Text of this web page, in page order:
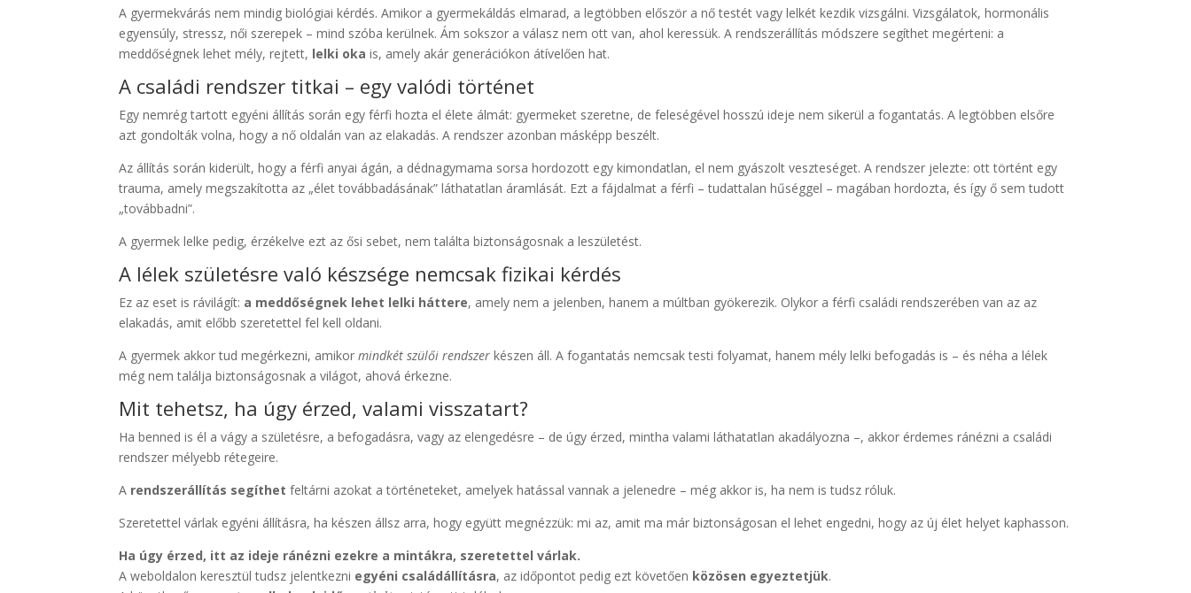
A gyermekvárás nem mindig biológiai kérdés. Amikor a gyermekáldás elmarad, a legtöbben először a nő testét vagy lelkét kezdik vizsgálni. Vizsgálatok, hormonális
egyensúly, stressz, női szerepek – mind szóba kerülnek. Ám sokszor a válasz nem ott van, ahol keressük. A rendszerállítás módszere segíthet megérteni: a
meddőségnek lehet mély, rejtett, lelki oka is, amely akár generációkon átívelően hat.
A családi rendszer titkai – egy valódi történet
Egy nemrég tartott egyéni állítás során egy férfi hozta el élete álmát: gyermeket szeretne, de feleségével hosszú ideje nem sikerül a fogantatás. A legtöbben elsőre
azt gondolták volna, hogy a nő oldalán van az elakadás. A rendszer azonban másképp beszélt.
Az állítás során kiderült, hogy a férfi anyai ágán, a dédnagymama sorsa hordozott egy kimondatlan, el nem gyászolt veszteséget. A rendszer jelezte: ott történt egy
trauma, amely megszakította az „élet továbbadásának” láthatatlan áramlását. Ezt a fájdalmat a férfi – tudattalan hűséggel – magában hordozta, és így ő sem tudott
„továbbadni”.
A gyermek lelke pedig, érzékelve ezt az ősi sebet, nem találta biztonságosnak a leszületést.
A lélek születésre való készsége nemcsak fizikai kérdés
Ez az eset is rávilágít: a meddőségnek lehet lelki háttere, amely nem a jelenben, hanem a múltban gyökerezik. Olykor a férfi családi rendszerében van az az
elakadás, amit előbb szeretettel fel kell oldani.
A gyermek akkor tud megérkezni, amikormindkét szülői rendszer készen áll. A fogantatás nemcsak testi folyamat, hanem mély lelki befogadás is – és néha a lélek
még nem találja biztonságosnak a világot, ahová érkezne.
Mit tehetsz, ha úgy érzed, valami visszatart?
Ha benned is él a vágy a születésre, a befogadásra, vagy az elengedésre – de úgy érzed, mintha valami láthatatlan akadályozna –, akkor érdemes ránézni a családi
rendszer mélyebb rétegeire.
A rendszerállítás segíthet feltárni azokat a történeteket, amelyek hatással vannak a jelenedre – még akkor is, ha nem is tudsz róluk.
Szeretettel várlak egyéni állításra, ha készen állsz arra, hogy együtt megnézzük: mi az, amit ma már biztonságosan el lehet engedni, hogy az új élet helyet kaphasson.
Ha úgy érzed, itt az ideje ránézni ezekre a mintákra, szeretettel várlak.
A weboldalon keresztül tudsz jelentkezni egyéni családállításra, az időpontot pedig ezt követően közösen egyeztetjük.